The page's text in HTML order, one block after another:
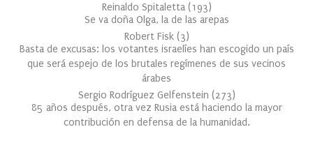
Reinaldo Spitaletta (193)
Se va doña Olga, la de las arepas
Robert Fisk (3)
Basta de excusas: los votantes israelíes han escogido un país
que será espejo de los brutales regímenes de sus vecinos
árabes
Sergio Rodríguez Gelfenstein (273)
85 años después, otra vez Rusia está haciendo la mayor
contribución en defensa de la humanidad.